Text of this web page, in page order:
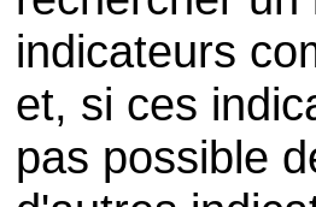
indicateurs
et, si ces
pas possible